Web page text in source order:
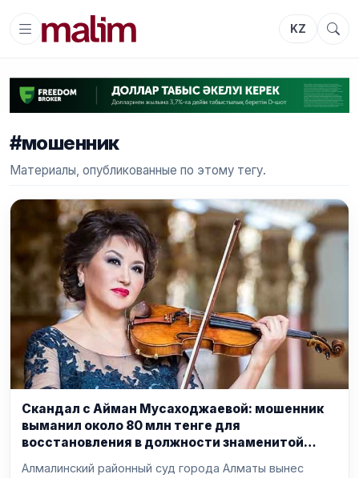
KZ
#мошенник
Материалы, опубликованные по этому тегу.
Скандал с Айман Мусаходжаевой: мошенник
выманил около 80 млн тенге для
восстановления в должности знаменитой
Алмалинский районный суд города Алматы вынес